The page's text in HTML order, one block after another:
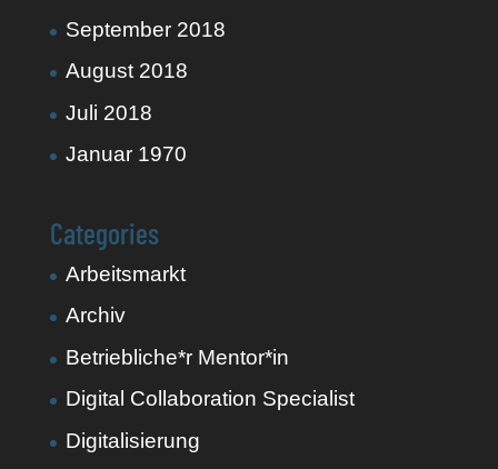
September 2018
August 2018
Juli 2018
Januar 1970
Categories
Arbeitsmarkt
Archiv
Betriebliche*r Mentor*in
Digital Collaboration Specialist
Digitalisierung